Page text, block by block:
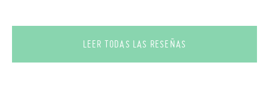
LEER TODAS LAS RESEÑAS